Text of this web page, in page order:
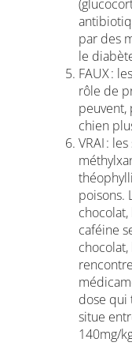
par des
le
FAUX :
rôle de
peuvent,
chien
VRAI :
poisons.
chocolat,
caféine
dose qui
situe
140mg/